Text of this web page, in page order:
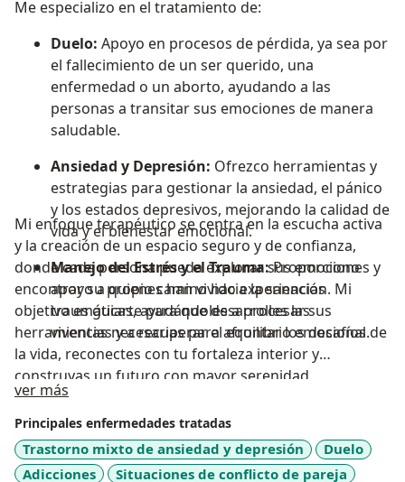
Me especializo en el tratamiento de:
Duelo: Apoyo en procesos de pérdida, ya sea por
el fallecimiento de un ser querido, una
enfermedad o un aborto, ayudando a las
personas a transitar sus emociones de manera
saludable.
Ansiedad y Depresión: Ofrezco herramientas y
estrategias para gestionar la ansiedad, el pánico
y los estados depresivos, mejorando la calidad de
vida y el bienestar emocional.
Manejo del Estrés y el Trauma:Proporciono
apoyo a quienes han vivido experiencias
traumáticas, ayudándoles a procesar sus
vivencias y a recuperar el equilibrio emocional.
Mi enfoque terapéutico se centra en la escucha activa
y la creación de un espacio seguro y de confianza,
donde cada persona pueda explorar sus emociones y
encontrar su propio camino hacia la sanación. Mi
objetivo es guiarte para que desarrolles las
herramientas necesarias para afrontar los desafíos de
la vida, reconectes con tu fortaleza interior y
construyas un futuro con mayor serenidad.
ver más
Principales enfermedades tratadas
Trastorno mixto de ansiedad y depresión
Duelo
Adicciones
Situaciones de conflicto de pareja